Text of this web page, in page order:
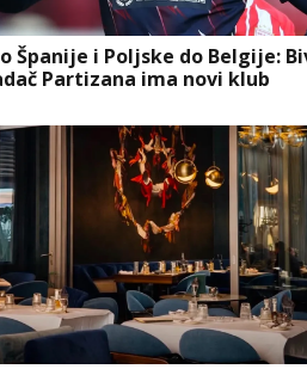
Španije i Poljske do Belgije:
Partizana ima novi klub